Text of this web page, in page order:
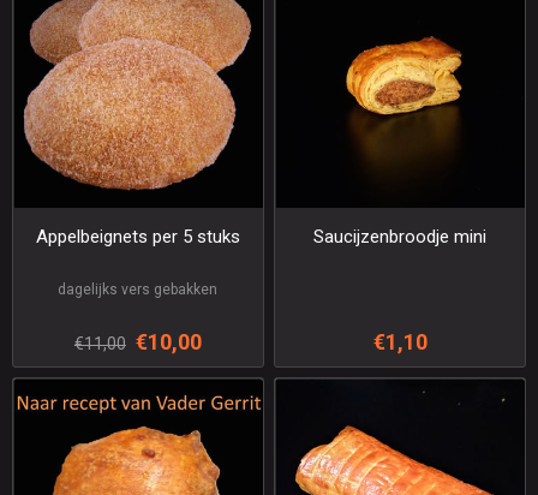
Appelbeignets per 5 stuks
dagelijks vers gebakken
€11,00 €10,00
Saucijzenbroodje mini
€1,10